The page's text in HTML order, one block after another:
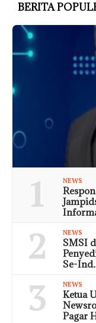
BERITA
1 NEWS
2 NEWS
SMSI
Se-
3 NEWS
Ketua
Pagar